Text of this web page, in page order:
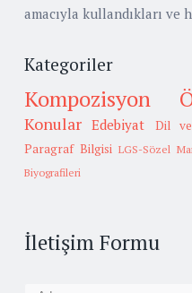
amacıyla kullandıkları ve
Kategoriler
Kompozisyon
Konular Edebiyat Dil
Paragraf Bilgisi LGS-Sözel
Biyografileri
İletişim Formu